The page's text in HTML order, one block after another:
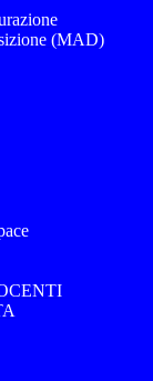
(MAD)